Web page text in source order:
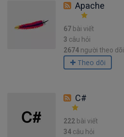
Apache
67 bài viết
3 câu hỏi
2674 người theo dõi
Theo dõi
C#
222 bài viết
34 câu hỏi